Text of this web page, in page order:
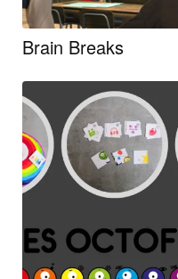
Brain Breaks